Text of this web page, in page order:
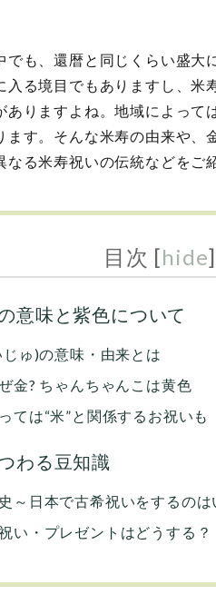
でも、還暦と同じくらい盛大
入る境目でもありますし、米
ありますよね。地域によって
ます。そんな米寿の由来や、
る米寿祝いの伝統などをご
目次 [hide]
意味と紫色について
ゅ)の意味・由来とは
金? ちゃんちゃんこは黄色
ては“米”と関係するお祝いも
わる豆知識
～日本で古希祝いをするのは
い・プレゼントはどうする？